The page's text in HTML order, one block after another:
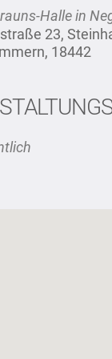
iCalendar
Halle in
23,
18442